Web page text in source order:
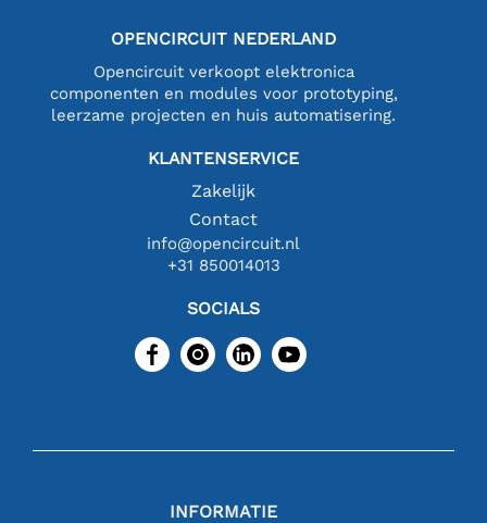
OPENCIRCUIT NEDERLAND
Opencircuit verkoopt elektronica
componenten en modules voor prototyping,
leerzame projecten en huis automatisering.
KLANTENSERVICE
Zakelijk
Contact
info@opencircuit.nl
+31 850014013
SOCIALS
INFORMATIE